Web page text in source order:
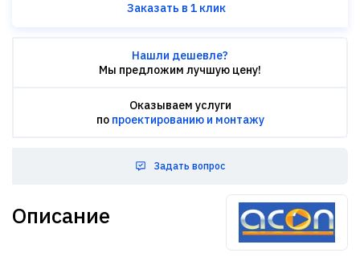
Заказать в 1 клик
Нашли дешевле?
Мы предложим лучшую цену!
Оказываем услуги
по проектированию и монтажу
Задать вопрос
Описание